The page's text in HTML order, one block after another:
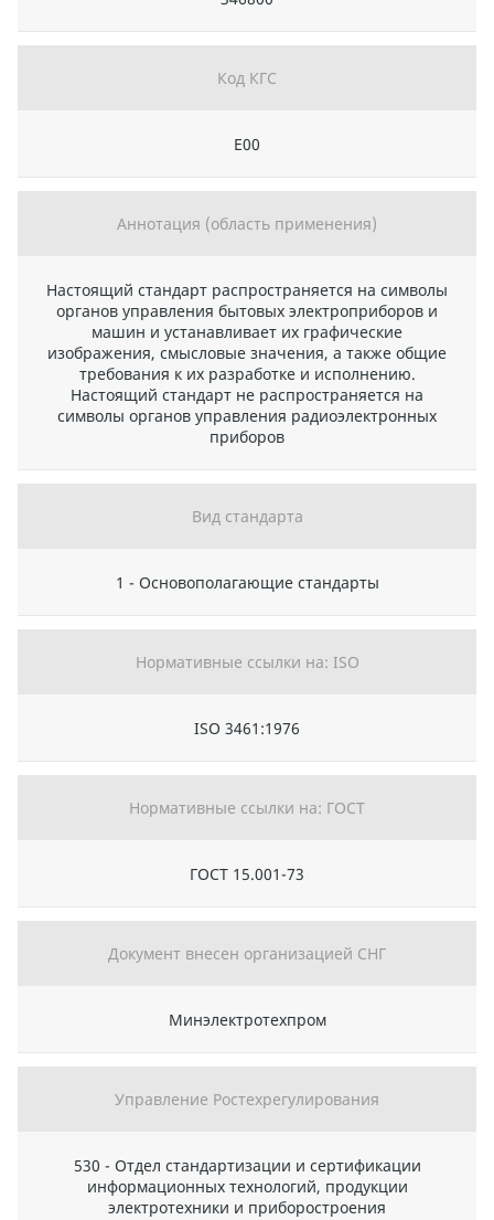
Код КГС
Е00
Аннотация (область применения)
Настоящий стандарт распространяется на символы
органов управления бытовых электроприборов и
машин и устанавливает их графические
изображения, смысловые значения, а также общие
требования к их разработке и исполнению.
Настоящий стандарт не распространяется на
символы органов управления радиоэлектронных
приборов
Вид стандарта
1 - Основополагающие стандарты
Нормативные ссылки на: ISO
ISO 3461:1976
Нормативные ссылки на: ГОСТ
ГОСТ 15.001-73
Документ внесен организацией СНГ
Минэлектротехпром
Управление Ростехрегулирования
530 - Отдел стандартизации и сертификации
информационных технологий, продукции
электротехники и приборостроения